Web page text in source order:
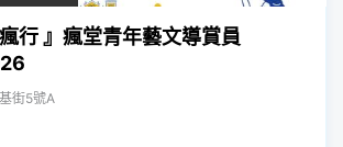
行 』瘋堂青年藝文導賞員
街5號A